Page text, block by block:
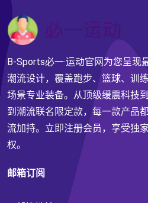
B-Sports必一·运动官网为您呈现
潮流设计，覆盖跑步、篮球、训
场景专业装备。从顶级缓震科技
到潮流联名限定款，每一款产品
流加持。立即注册会员，享受独
权。
邮箱订阅